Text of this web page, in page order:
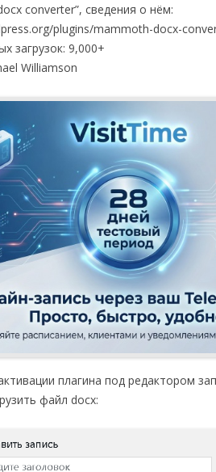
converter”, сведения о нём:
plugins/mammoth-docx-
загрузок: 9,000+
Williamson
плагина под редактором
файл docx: